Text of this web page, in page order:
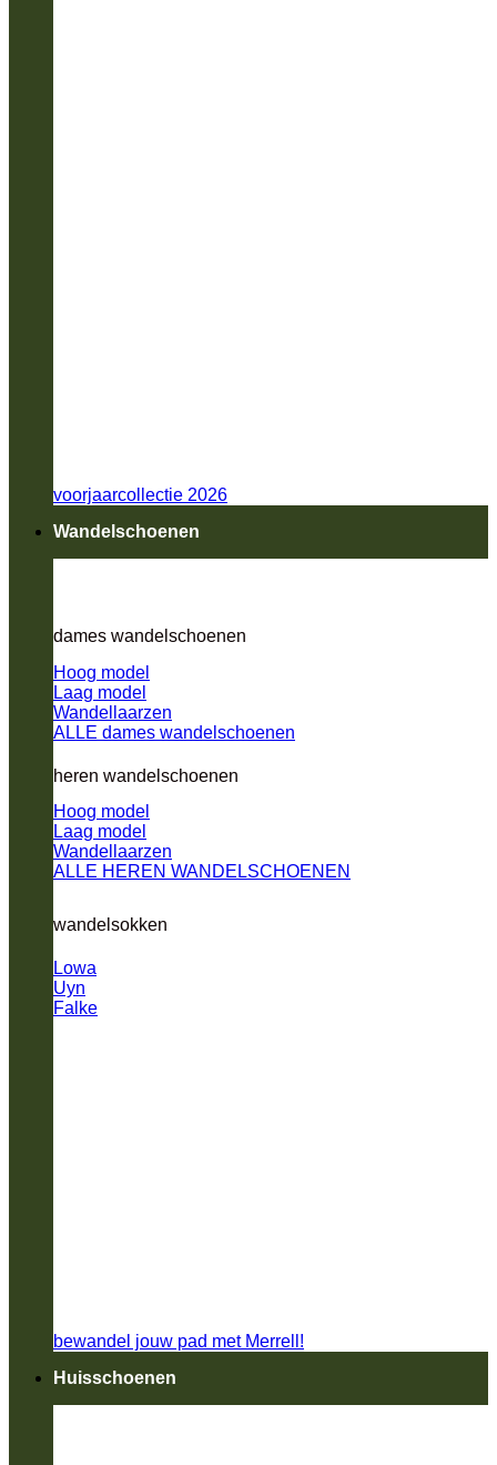
voorjaarcollectie 2026
Wandelschoenen
dames wandelschoenen
Hoog model
Laag model
Wandellaarzen
ALLE dames wandelschoenen
heren wandelschoenen
Hoog model
Laag model
Wandellaarzen
ALLE HEREN WANDELSCHOENEN
wandelsokken
Lowa
Uyn
Falke
bewandel jouw pad met Merrell!
Huisschoenen